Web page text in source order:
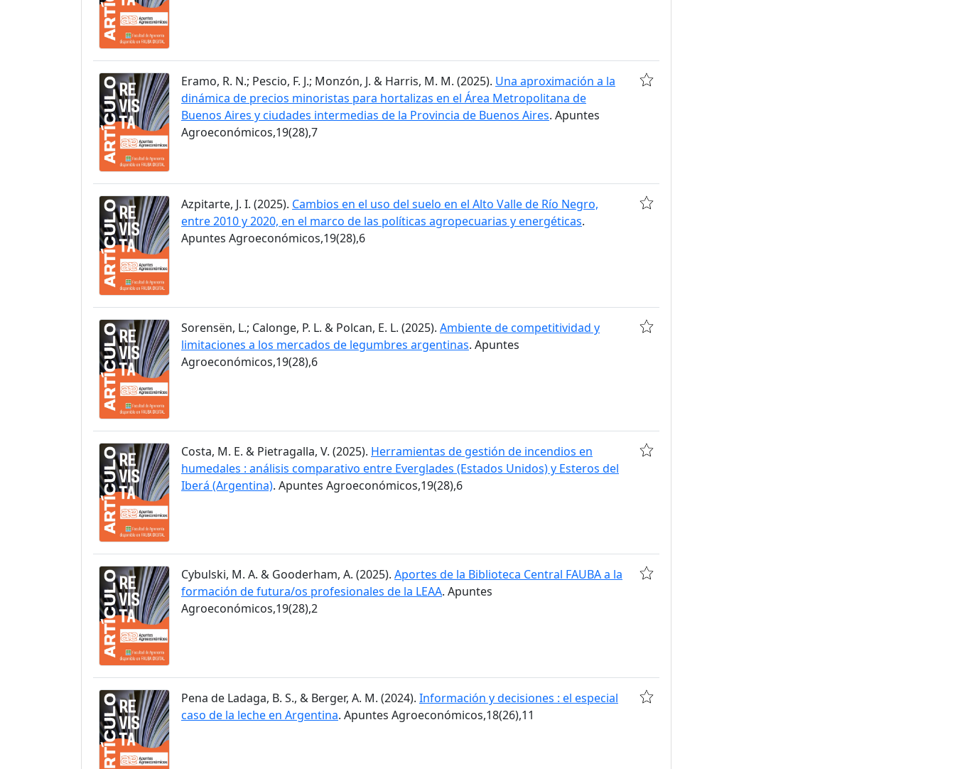
Eramo, R. N.; Pescio, F. J.; Monzón, J. & Harris, M. M. (2025). Una aproximación a la
dinámica de precios minoristas para hortalizas en el Área Metropolitana de
Buenos Aires y ciudades intermedias de la Provincia de Buenos Aires. Apuntes
Agroeconómicos,19(28),7
Azpitarte, J. I. (2025). Cambios en el uso del suelo en el Alto Valle de Río Negro,
entre 2010 y 2020, en el marco de las políticas agropecuarias y energéticas.
Apuntes Agroeconómicos,19(28),6
Sorensën, L.; Calonge, P. L. & Polcan, E. L. (2025). Ambiente de competitividad y
limitaciones a los mercados de legumbres argentinas. Apuntes
Agroeconómicos,19(28),6
Costa, M. E. & Pietragalla, V. (2025). Herramientas de gestión de incendios en
humedales : análisis comparativo entre Everglades (Estados Unidos) y Esteros del
Iberá (Argentina). Apuntes Agroeconómicos,19(28),6
Cybulski, M. A. & Gooderham, A. (2025). Aportes de la Biblioteca Central FAUBA a la
formación de futura/os profesionales de la LEAA. Apuntes
Agroeconómicos,19(28),2
Pena de Ladaga, B. S., & Berger, A. M. (2024). Información y decisiones : el especial
caso de la leche en Argentina. Apuntes Agroeconómicos,18(26),11